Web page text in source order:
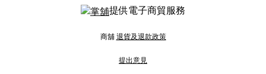
提供電子商貿服務
商舖 退貨及退款政策
提出意見